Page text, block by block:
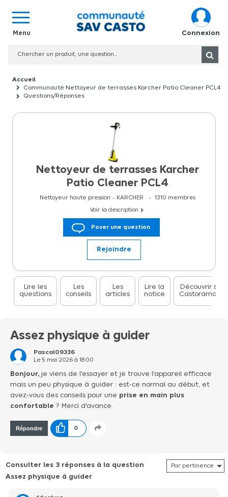
Connexion
Communauté Nettoyeur de terrasses Karcher Patio Cleaner PCL4
Questions/Réponses
Nettoyeur de terrasses Karcher
Patio Cleaner PCL4
Nettoyeur haute pression KARCHER 1310 membres
Voir la description
de terrasse Karcher Patio Cleaner PCL4 permet un nettoyage
facile, efficace et uniforme des terrasses en bois ou en pierre.
Simple d'utilisation, il suffit de connecter l'appareil à un tuyau
d'arrosage et commencer à frotter le sol en activant les brosses. La
combinaison des brosses-rouleaux et des 2 buses de projection
d'eau permet de décoller efficacement la saleté et de l'évacuer
en un passage. Le débit d'eau peut être réglé directement sur
l'appareil grà¢ce à la vanne prévue à cet effet, permettant de
ne pas utiliser plus d'eau que nécessaire.
Poser une question
Rejoindre
Lire les
questions
Les
conseils
Les
articles
Lire la
notice
Découvrir sur
Castorama.fr
Assez physique à guider
Pascal09336
Le 5 mai 2026à 18:00
Bonjour, je viens de l'essayer et je trouve l'appareil efficace
mais un peu physique à guider : est-ce normal au début, et
avez-vous des conseils pour une prise en main plus
confortable ? Merci d'avance.
Répondre 0
Consulter les 3 réponses à la question
Assez physique à guider